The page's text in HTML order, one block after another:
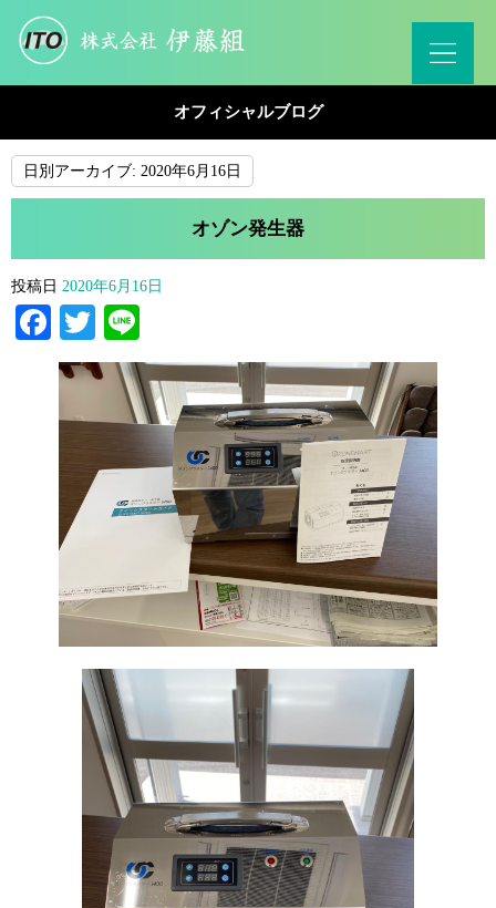
オフィシャルブログ
日別アーカイブ: 2020年6月16日
オゾン発生器
投稿日 2020年6月16日
Facebook
Twitter